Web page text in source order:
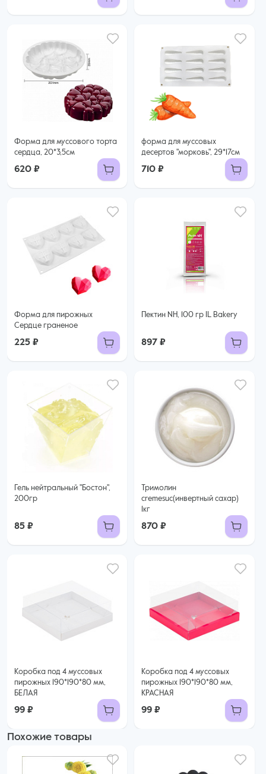
Форма для муссового торта
сердца, 20*3,5см
620 ₽
форма для муссовых
десертов "морковь", 29*17см
710 ₽
Форма для пирожных
Сердце граненое
225 ₽
Пектин NH, 100 гр IL Bakery
897 ₽
Гель нейтральный "Бостон",
200гр
85 ₽
Тримолин
cremesuc(инвертный сахар)
1кг
870 ₽
Коробка под 4 муссовых
пирожных 190*190*80 мм,
БЕЛАЯ
99 ₽
Коробка под 4 муссовых
пирожных 190*190*80 мм,
КРАСНАЯ
99 ₽
Похожие товары